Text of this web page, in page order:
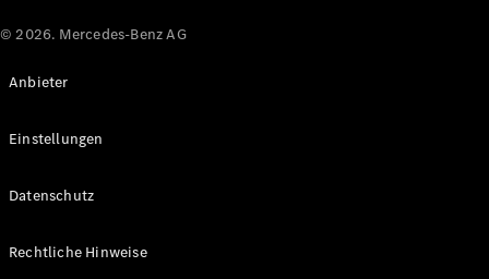
© 2026. Mercedes-Benz AG
Anbieter
Einstellungen
Datenschutz
Rechtliche Hinweise